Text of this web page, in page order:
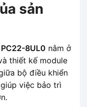
sản
8UL0 nằm ở
thiết kế module
bộ điều khiển
việc bảo trì